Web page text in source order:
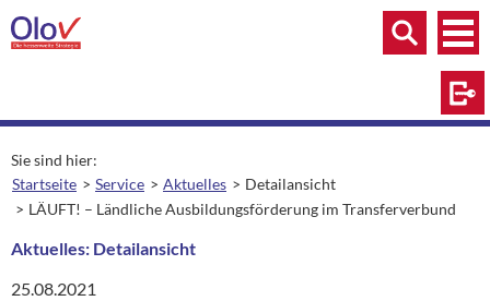
Zum Inhalt springen
Menü
Menü
Suche
Sie sind hier:
Startseite
Service Aktuelles aktuelle Seite:
Detailansicht
LÄUFT! – Ländliche Ausbildungsförderung im Transferverbund
Aktuelles: Detailansicht
25.08.2021